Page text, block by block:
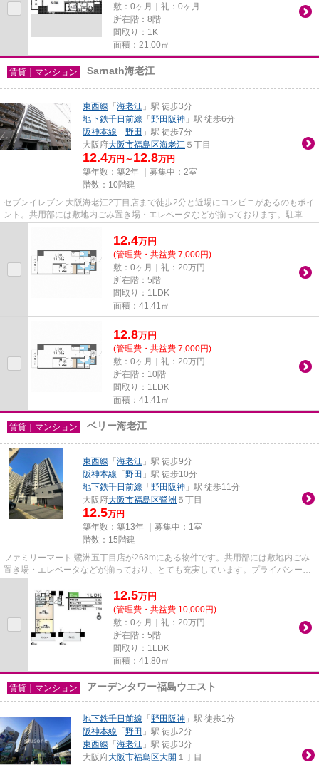
敷：0ヶ月｜礼：0ヶ月
所在階：8階
間取り：1K
面積：21.00㎡
賃貸｜マンション Sarnath海老江
東西線 「 海老江 」駅 徒歩3分
地下鉄千日前線 「 野田阪神 」駅 徒歩6分
阪神本線 「 野田 」駅 徒歩7分
大阪府大阪市福島区海老江 ５丁目
12.4万円～ 12.8万円
築年数：築2年 ｜募集中： 2室
階数：10階建
セブンイレブン 大阪海老江2丁目店まで徒歩2分と近場にコンビニがあるのもポイ
ント。共用部には敷地内ごみ置き場・エレベータなどが揃っております。駐車場
12.4万円
(管理費・共益費 7,000円)
敷：0ヶ月｜礼：20万円
所在階：5階
間取り：1LDK
面積：41.41㎡
12.8万円
(管理費・共益費 7,000円)
敷：0ヶ月｜礼：20万円
所在階：10階
間取り：1LDK
面積：41.41㎡
賃貸｜マンション ベリー海老江
東西線 「 海老江 」駅 徒歩9分
阪神本線 「 野田 」駅 徒歩10分
地下鉄千日前線 「 野田阪神 」駅 徒歩11分
大阪府大阪市福島区鷺洲 ５丁目
12.5万円
築年数：築13年 ｜募集中： 1室
階数：15階建
ファミリーマート 鷺洲五丁目店が268mにある物件です。共用部には敷地内ごみ
置き場・エレベータなどが揃っており、とても充実しています。プライバシーが
12.5万円
(管理費・共益費 10,000円)
敷：0ヶ月｜礼：20万円
所在階：5階
間取り：1LDK
面積：41.80㎡
賃貸｜マンション アーデンタワー福島ウエスト
地下鉄千日前線 「 野田阪神 」駅 徒歩1分
阪神本線 「 野田 」駅 徒歩2分
東西線 「 海老江 」駅 徒歩3分
大阪府大阪市福島区大開 １丁目